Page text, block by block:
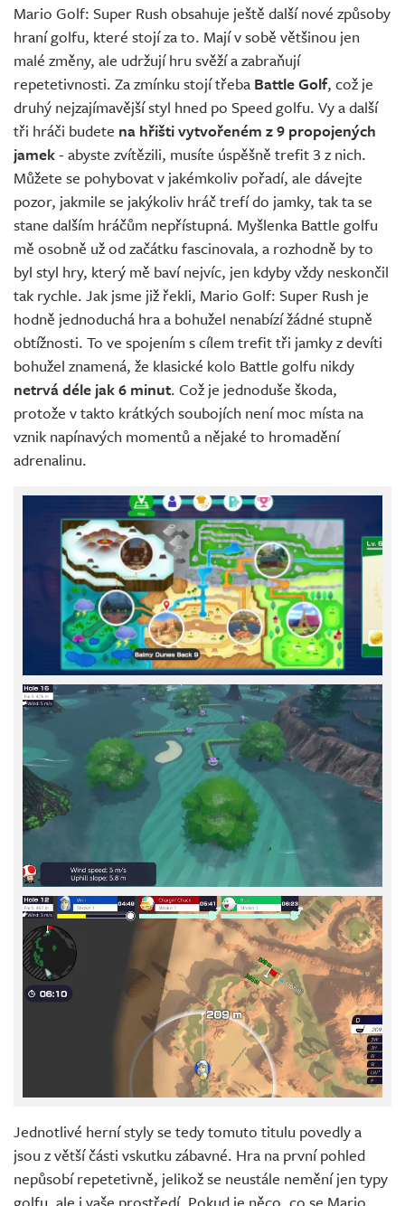
Mario Golf: Super Rush obsahuje ještě další nové způsoby
hraní golfu, které stojí za to. Mají v sobě většinou jen
malé změny, ale udržují hru svěží a zabraňují
repetetivnosti. Za zmínku stojí třeba Battle Golf, což je
druhý nejzajímavější styl hned po Speed golfu. Vy a další
tři hráči budete na hřišti vytvořeném z 9 propojených
jamek- abyste zvítězili, musíte úspěšně trefit 3 z nich.
Můžete se pohybovat v jakémkoliv pořadí, ale dávejte
pozor, jakmile se jakýkoliv hráč trefí do jamky, tak ta se
stane dalším hráčům nepřístupná. Myšlenka Battle golfu
mě osobně už od začátku fascinovala, a rozhodně by to
byl styl hry, který mě baví nejvíc, jen kdyby vždy neskončil
tak rychle. Jak jsme již řekli, Mario Golf: Super Rush je
hodně jednoduchá hra a bohužel nenabízí žádné stupně
obtížnosti. To ve spojením s cílem trefit tři jamky z devíti
bohužel znamená, že klasické kolo Battle golfu nikdy
netrvá déle jak 6 minut. Což je jednoduše škoda,
protože v takto krátkých soubojích není moc místa na
vznik napínavých momentů a nějaké to hromadění
adrenalinu.
Jednotlivé herní styly se tedy tomuto titulu povedly a
jsou z větší části vskutku zábavné. Hra na první pohled
nepůsobí repetetivně, jelikož se neustále nemění jen typy